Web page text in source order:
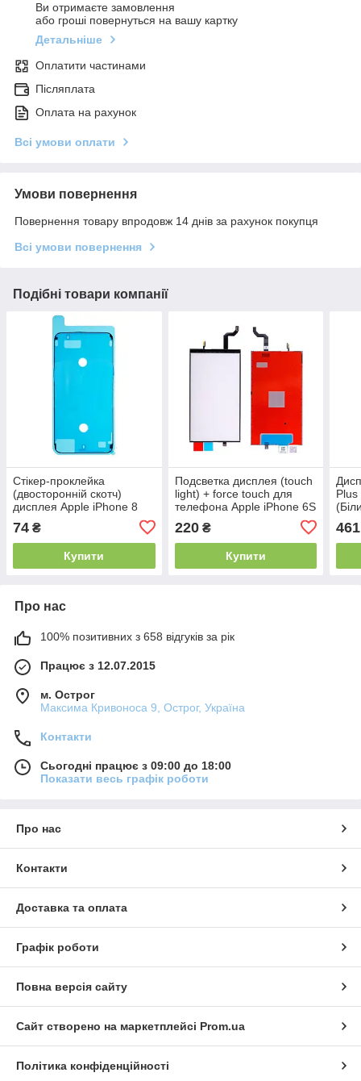
Ви отримаєте замовлення
або гроші повернуться на вашу картку
Детальніше
Оплатити частинами
Післяплата
Оплата на рахунок
Всі умови оплати
Умови повернення
Повернення товару впродовж 14 днів за рахунок покупця
Всі умови повернення
Подібні товари компанії
Стікер-проклейка
(двосторонній скотч)
дисплея Apple iPhone 8
74 ₴
Купити
Подсветка дисплея (touch
light) + force touch для
телефона Apple iPhone 6S
220₴
Купити
461
Про нас
100% позитивних з 658 відгуків за рік
Працює з 12.07.2015
м. Острог
Максима Кривоноса 9, Острог, Україна
Контакти
Сьогодні працює з 09:00 до 18:00
Показати весь графік роботи
Про нас
Контакти
Доставка та оплата
Графік роботи
Повна версія сайту
Сайт створено на маркетплейсі Prom.ua
Політика конфіденційності